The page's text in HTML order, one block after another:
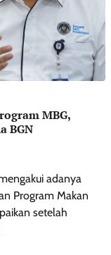
MBG,
BGN
adanya
Program Makan
setelah